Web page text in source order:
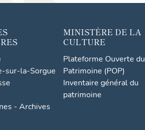
sur-la-Sorgue
- Archives
MINISTÈRE DE LA
CULTURE
Plateforme Ouverte du
Patrimoine (POP)
Inventaire général du
patrimoine